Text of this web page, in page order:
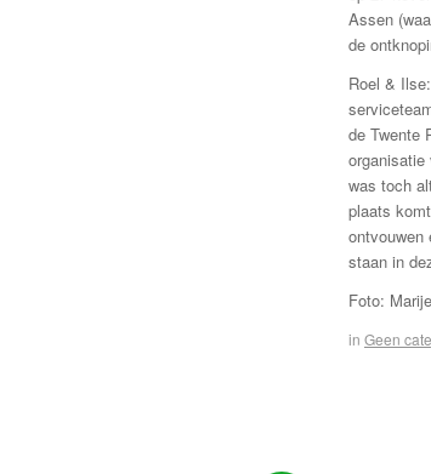
Assen
de
Roel &
de Twente
organisatie
was toch
plaats
ontvouwen
staan in
Foto:
in Geen